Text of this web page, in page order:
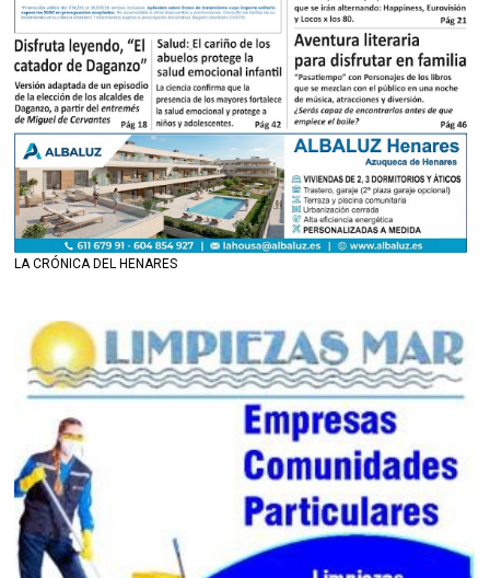
LA CRÓNICA DEL HENARES